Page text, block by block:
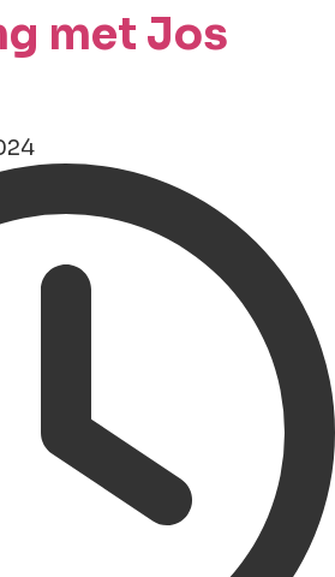
met Jos